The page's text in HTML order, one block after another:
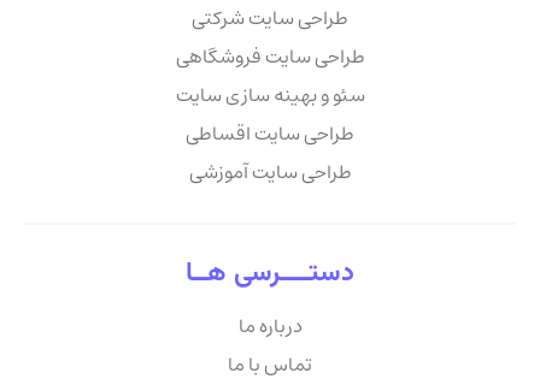
طراحی سایت شرکتی
طراحی سایت فروشگاهی
سئو و بهینه سازی سایت
طراحی سایت اقساطی
طراحی سایت آموزشی
دستــــرسی هــا
درباره ما
تماس با ما